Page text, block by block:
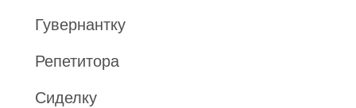
Гувернантку
Репетитора
Сиделку